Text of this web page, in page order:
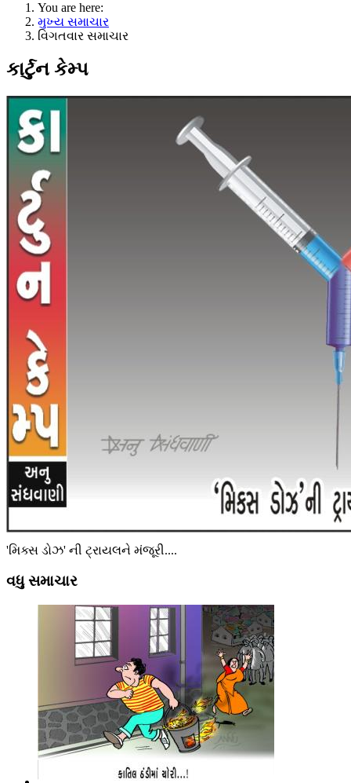
You are here:
મુખ્ય સમાચાર
વિગતવાર સમાચાર
કાર્ટુન કેમ્પ
'મિક્સ ડોઝ' ની ટ્રાયલને મંજૂરી....
વધુ સમાચાર